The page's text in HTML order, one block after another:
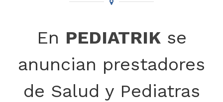
En PEDIATRIKse
anuncian prestadores
de Salud y Pediatras